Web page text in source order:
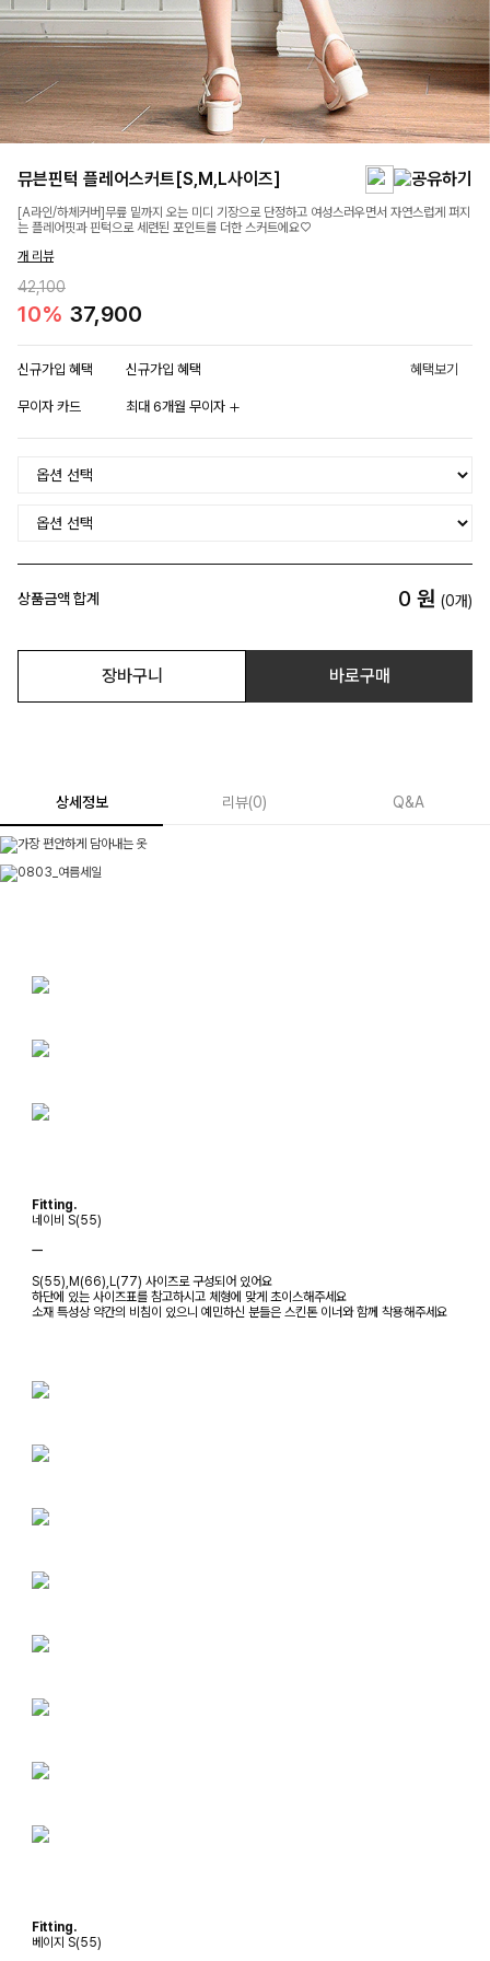
뮤븐핀턱 플레어스커트[S,M,L사이즈]
[A라인/하체커버]무릎 밑까지 오는 미디 기장으로 단정하고 여성스러우면서 자연스럽게 퍼지
는 플레어핏과 핀턱으로 세련된 포인트를 더한 스커트에요♡
개 리뷰
42,100
10% 37,900
신규가입 혜택 신규가입 혜택 혜택보기
무이자 카드 최대 6개월 무이자
상품금액 합계 0 원 (0개)
장바구니 바로구매
상세정보 리뷰(0) Q&A
Fitting.
네이비 S(55)
ㅡ
S(55),M(66),L(77) 사이즈로 구성되어 있어요
하단에 있는 사이즈표를 참고하시고 체형에 맞게 초이스해주세요
소재 특성상 약간의 비침이 있으니 예민하신 분들은 스킨톤 이너와 함께 착용해주세요
Fitting.
베이지 S(55)